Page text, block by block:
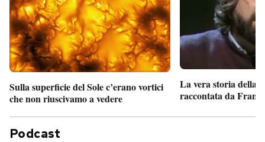
Sulla superficie del Sole c’erano vortici
che non riuscivamo a vedere
La vera storia della
raccontata da
Podcast